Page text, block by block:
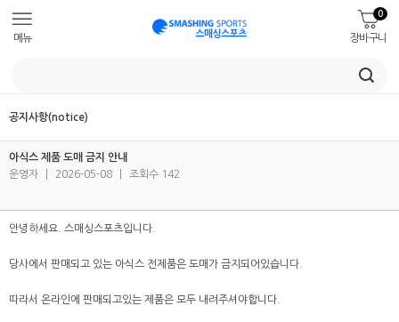
메뉴 장바구니
0
공지사항(notice)
아식스 제품 도매 금지 안내
운영자
2026-05-08 조회수 142
안녕하세요. 스매싱스포츠입니다.
당사에서 판매되고 있는 아식스 전제품은 도매가 금지되어있습니다.
따라서 온라인에 판매되고있는 제품은 모두 내려주셔야합니다.